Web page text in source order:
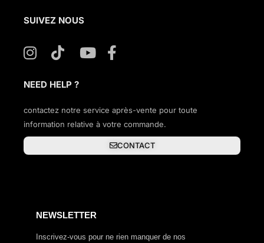
SUIVEZ NOUS
NEED HELP ?
contactez notre service après-vente pour toute
information relative à votre commande.
CONTACT
NEWSLETTER
Inscrivez-vous pour ne rien manquer de nos